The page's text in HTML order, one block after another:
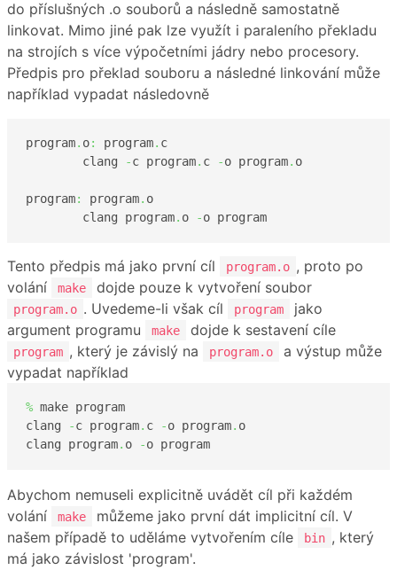
do příslušných .o souborů a následně samostatně
linkovat. Mimo jiné pak lze využít i paraleního překladu
na strojích s více výpočetními jádry nebo procesory.
Předpis pro překlad souboru a následné linkování může
například vypadat následovně
program. o: program. c
	clang
-c program. c -o program. o
program: program. o
	clang program
. o -o program
Tento předpis má jako první cíl program.o , proto po
volání
make dojde pouze k vytvoření soubor
program.o . Uvedeme-li však cíl program
jako
argument programu
make dojde k sestavení cíle
program , který je závislý na program.o
a výstup může
vypadat například
% make program
clang
-c program. c -o program. o
clang program. o -o program
Abychom nemuseli explicitně uvádět cíl při každém
volání
make
můžeme jako první dát implicitní cíl. V
našem případě to uděláme vytvořením cíle
bin , který
má jako závislost 'program'.